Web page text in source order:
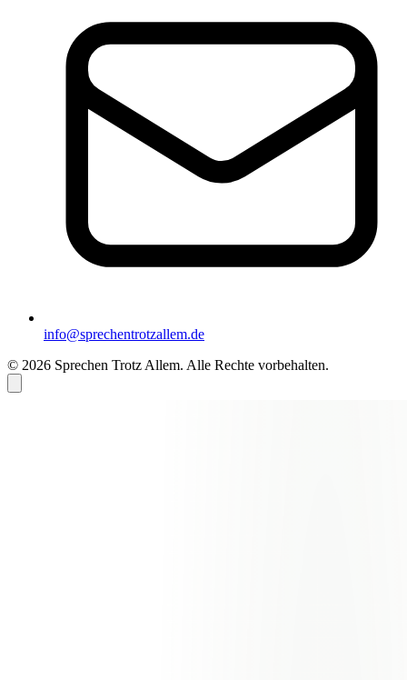
info@sprechentrotzallem.de
© 2026 Sprechen Trotz Allem. Alle Rechte vorbehalten.